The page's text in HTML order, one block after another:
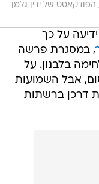
הפודקאסט של ידין גלמן
על כך
, במסגרת פרשה
בלבנון. על
אבל השמועות
דרכן ברשתות